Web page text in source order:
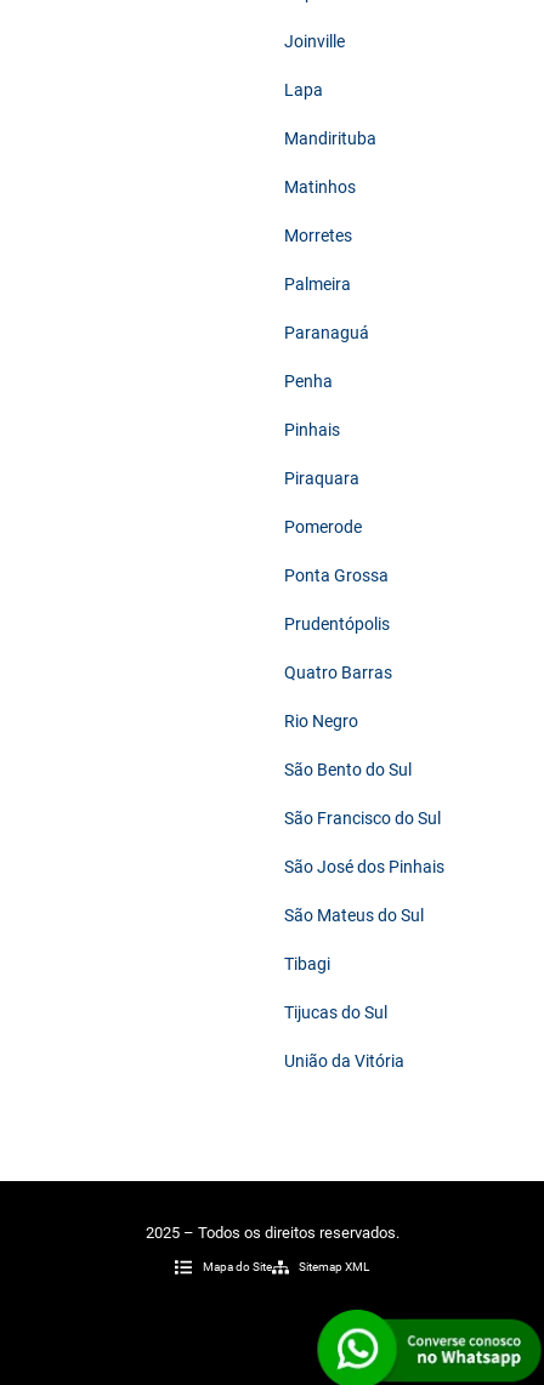
Joinville
Lapa
Mandirituba
Matinhos
Morretes
Palmeira
Paranaguá
Penha
Pinhais
Piraquara
Pomerode
Ponta Grossa
Prudentópolis
Quatro Barras
Rio Negro
São Bento do Sul
São Francisco do Sul
São José dos Pinhais
São Mateus do Sul
Tibagi
Tijucas do Sul
União da Vitória
2025 – Todos os direitos reservados.
Mapa do Site Sitemap XML